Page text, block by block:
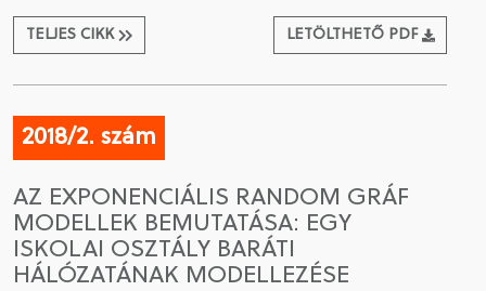
TELJES CIKK LETÖLTHETŐ PDF
2018/2. szám
AZ EXPONENCIÁLIS RANDOM GRÁF
MODELLEK BEMUTATÁSA: EGY
ISKOLAI OSZTÁLY BARÁTI
HÁLÓZATÁNAK MODELLEZÉSE